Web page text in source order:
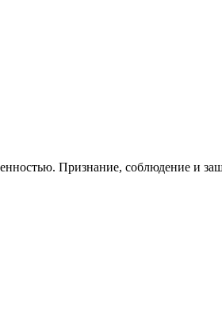
Признание, соблюдение и